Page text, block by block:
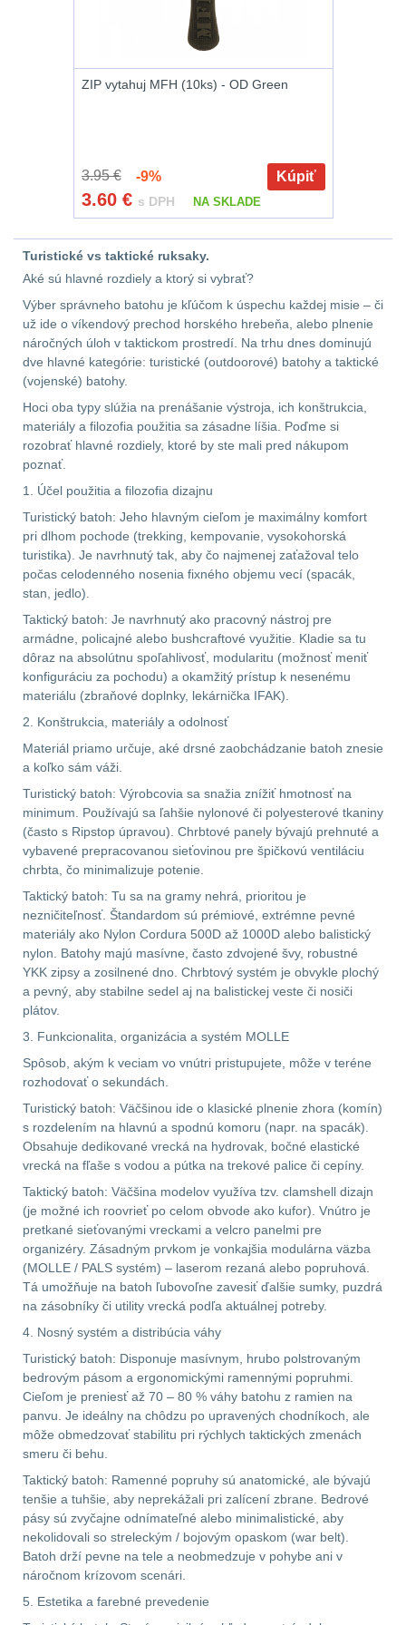
Nepromokavý potahy
a vaky18
Taktická pera4
Láhve16
Lékárničky 17
Na přežití25
Ostatní45
DOPLNKY K
ZBRANIAM
Montáže pro svítilny
18
Boční montáže11
Adaptéry a risery38
Montáže pro optiku
180
Montáže na hlaveň
Předpažbí55
Pažby51
Raily, lišty, krytky66
Přední taktické
rukojeti50
Mechanická mířidla
30
Pistolové rukojeti
Dvojnožky39
Príslušenstvo 18
Čistenie zbraní38
AR1512
AK4710
.22 10
.223 (5.56mm)9
.243 .260 (6.5mm)7
.270 .280 (7mm)8
.30 .308 (7.62mm)
11
12GA, 20GA
ZIP vytahuj MFH (10ks) - OD Green
3.95 €-9% Kúpiť
3.60 € s DPH NA SKLADE
Turistické vs taktické ruksaky.
Aké sú hlavné rozdiely a ktorý si vybrať?
Výber správneho batohu je kľúčom k úspechu každej misie – či
už ide o víkendový prechod horského hrebeňa, alebo plnenie
náročných úloh v taktickom prostredí. Na trhu dnes dominujú
dve hlavné kategórie: turistické (outdoorové) batohy a taktické
(vojenské) batohy.
Hoci oba typy slúžia na prenášanie výstroja, ich konštrukcia,
materiály a filozofia použitia sa zásadne líšia. Poďme si
rozobrať hlavné rozdiely, ktoré by ste mali pred nákupom
poznať.
1. Účel použitia a filozofia dizajnu
Turistický batoh: Jeho hlavným cieľom je maximálny komfort
pri dlhom pochode (trekking, kempovanie, vysokohorská
turistika). Je navrhnutý tak, aby čo najmenej zaťažoval telo
počas celodenného nosenia fixného objemu vecí (spacák,
stan, jedlo).
Taktický batoh: Je navrhnutý ako pracovný nástroj pre
armádne, policajné alebo bushcraftové využitie. Kladie sa tu
dôraz na absolútnu spoľahlivosť, modularitu (možnosť meniť
konfiguráciu za pochodu) a okamžitý prístup k nesenému
materiálu (zbraňové doplnky, lekárnička IFAK).
2. Konštrukcia, materiály a odolnosť
Materiál priamo určuje, aké drsné zaobchádzanie batoh znesie
a koľko sám váži.
Turistický batoh: Výrobcovia sa snažia znížiť hmotnosť na
minimum. Používajú sa ľahšie nylonové či polyesterové tkaniny
(často s Ripstop úpravou). Chrbtové panely bývajú prehnuté a
vybavené prepracovanou sieťovinou pre špičkovú ventiláciu
chrbta, čo minimalizuje potenie.
Taktický batoh: Tu sa na gramy nehrá, prioritou je
nezničiteľnosť. Štandardom sú prémiové, extrémne pevné
materiály ako Nylon Cordura 500D až 1000D alebo balistický
nylon. Batohy majú masívne, často zdvojené švy, robustné
YKK zipsy a zosilnené dno. Chrbtový systém je obvykle plochý
a pevný, aby stabilne sedel aj na balistickej veste či nosiči
plátov.
3. Funkcionalita, organizácia a systém MOLLE
Spôsob, akým k veciam vo vnútri pristupujete, môže v teréne
rozhodovať o sekundách.
Turistický batoh: Väčšinou ide o klasické plnenie zhora (komín)
s rozdelením na hlavnú a spodnú komoru (napr. na spacák).
Obsahuje dedikované vrecká na hydrovak, bočné elastické
vrecká na fľaše s vodou a pútka na trekové palice či cepíny.
Taktický batoh: Väčšina modelov využíva tzv. clamshell dizajn
(je možné ich roovrieť po celom obvode ako kufor). Vnútro je
pretkané sieťovanými vreckami a velcro panelmi pre
organizéry. Zásadným prvkom je vonkajšia modulárna väzba
(MOLLE / PALS systém) – laserom rezaná alebo popruhová.
Tá umožňuje na batoh ľubovoľne zavesiť ďalšie sumky, puzdrá
na zásobníky či utility vrecká podľa aktuálnej potreby.
4. Nosný systém a distribúcia váhy
Turistický batoh: Disponuje masívnym, hrubo polstrovaným
bedrovým pásom a ergonomickými ramennými popruhmi.
Cieľom je preniesť až 70 – 80 % váhy batohu z ramien na
panvu. Je ideálny na chôdzu po upravených chodníkoch, ale
môže obmedzovať stabilitu pri rýchlych taktických zmenách
smeru či behu.
Taktický batoh: Ramenné popruhy sú anatomické, ale bývajú
tenšie a tuhšie, aby neprekážali pri zalícení zbrane. Bedrové
pásy sú zvyčajne odnímateľné alebo minimalistické, aby
nekolidovali so streleckým / bojovým opaskom (war belt).
Batoh drží pevne na tele a neobmedzuje v pohybe ani v
náročnom krízovom scenári.
5. Estetika a farebné prevedenie